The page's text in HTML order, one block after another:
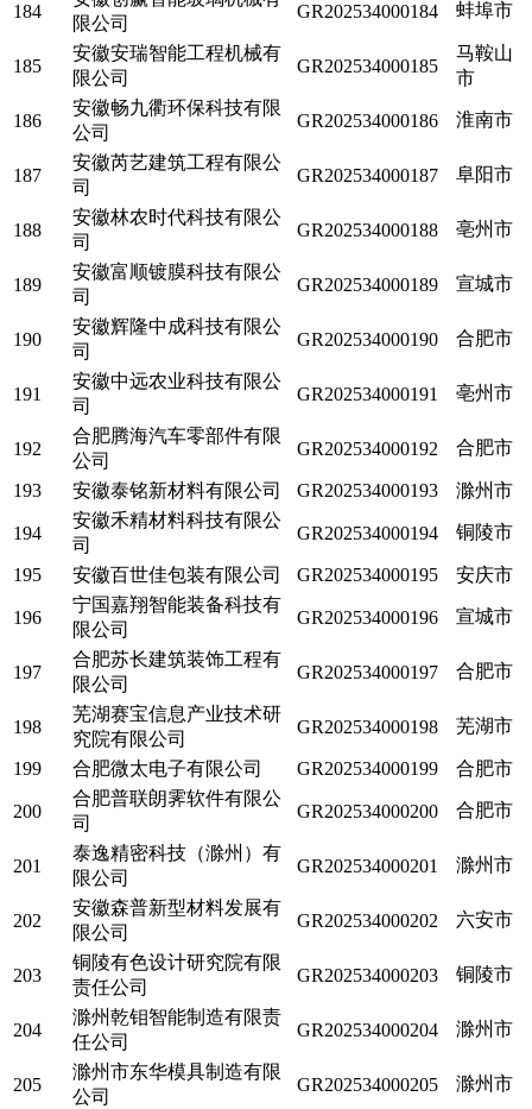
184
限公司
GR202534000184 蚌埠市
185
安徽安瑞智能工程机械有
限公司
GR202534000185
马鞍山
市
186
安徽畅九衢环保科技有限
公司
GR202534000186 淮南市
187
安徽芮艺建筑工程有限公
司
GR202534000187 阜阳市
188
安徽林农时代科技有限公
司
GR202534000188 亳州市
189
安徽富顺镀膜科技有限公
司
GR202534000189 宣城市
190
安徽辉隆中成科技有限公
司
GR202534000190 合肥市
191
安徽中远农业科技有限公
司
GR202534000191 亳州市
192
合肥腾海汽车零部件有限
公司
GR202534000192 合肥市
193 安徽泰铭新材料有限公司 GR202534000193 滁州市
194
安徽禾精材料科技有限公
司
GR202534000194 铜陵市
195 安徽百世佳包装有限公司 GR202534000195 安庆市
196
宁国嘉翔智能装备科技有
限公司
GR202534000196 宣城市
197
合肥苏长建筑装饰工程有
限公司
GR202534000197 合肥市
198
芜湖赛宝信息产业技术研
究院有限公司
GR202534000198 芜湖市
199 合肥微太电子有限公司 GR202534000199 合肥市
200
合肥普联朗霁软件有限公
司
GR202534000200 合肥市
201
泰逸精密科技（滁州）有
限公司
GR202534000201 滁州市
202
安徽森普新型材料发展有
限公司
GR202534000202 六安市
203
铜陵有色设计研究院有限
责任公司
GR202534000203 铜陵市
204
滁州乾钼智能制造有限责
任公司
GR202534000204 滁州市
205
滁州市东华模具制造有限
公司
GR202534000205 滁州市